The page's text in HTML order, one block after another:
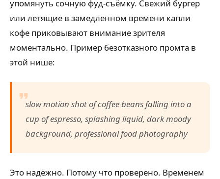
упомянуть сочную фуд-съёмку. Свежий бургер
или летящие в замедленном времени капли
кофе приковывают внимание зрителя
моментально. Пример безотказного промта в
этой нише:
slow motion shot of coffee beans falling into a
cup of espresso, splashing liquid, dark moody
background, professional food photography
Это надёжно. Потому что проверено. Временем